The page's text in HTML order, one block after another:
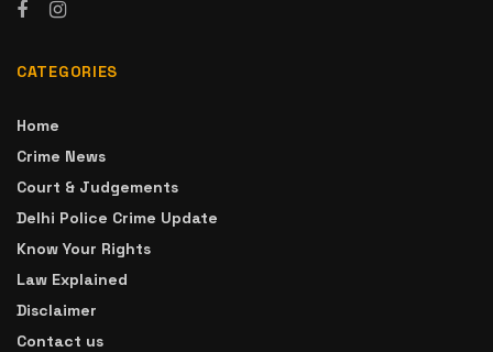
CATEGORIES
Home
Crime News
Court & Judgements
Delhi Police Crime Update
Know Your Rights
Law Explained
Disclaimer
Contact us